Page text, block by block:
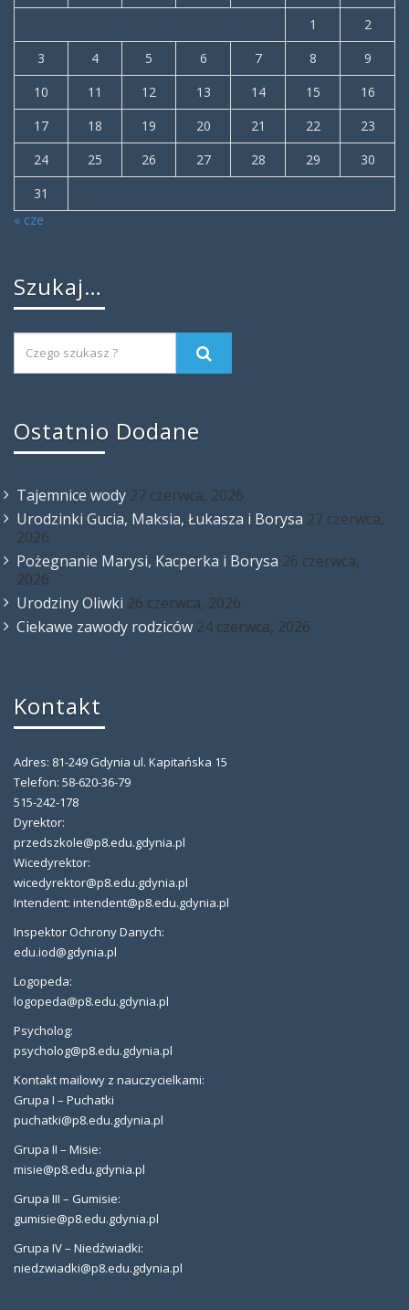
1
2
3
4 5 6 7 8
9
10
11 12 13 14 15
16
17
18 19 20 21 22
23
24
25 26 27 28 29
30
31
« cze
Szukaj…
Ostatnio Dodane
Tajemnice wody 27 czerwca, 2026
Urodzinki Gucia, Maksia, Łukasza i Borysa 27 czerwca,
2026
Pożegnanie Marysi, Kacperka i Borysa 26 czerwca,
2026
Urodziny Oliwki 26 czerwca, 2026
Ciekawe zawody rodziców 24 czerwca, 2026
Kontakt
Adres: 81-249 Gdynia ul. Kapitańska 15
Telefon: 58-620-36-79
515-242-178
Dyrektor:
przedszkole@p8.edu.gdynia.pl
Wicedyrektor:
wicedyrektor@p8.edu.gdynia.pl
Intendent: intendent@p8.edu.gdynia.pl
Inspektor Ochrony Danych:
edu.iod@gdynia.pl
Logopeda:
logopeda@p8.edu.gdynia.pl
Psycholog:
psycholog@p8.edu.gdynia.pl
Kontakt mailowy z nauczycielkami:
Grupa I – Puchatki
puchatki@p8.edu.gdynia.pl
Grupa II – Misie:
misie@p8.edu.gdynia.pl
Grupa III – Gumisie:
gumisie@p8.edu.gdynia.pl
Grupa IV – Niedźwiadki:
niedzwiadki@p8.edu.gdynia.pl